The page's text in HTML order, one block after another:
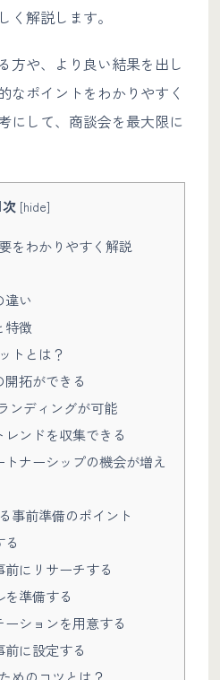
く解説します。
方や、より良い結果を出し
なポイントをわかりやすく
にして、商談会を最大限に
次 [hide]
をわかりやすく解説
違い
特徴
トとは？
拓ができる
ンディングが可能
ンドを収集できる
ナーシップの機会が増え
事前準備のポイント
にリサーチする
準備する
ションを用意する
に設定する